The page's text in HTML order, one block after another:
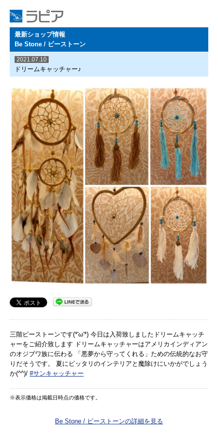
最新ショップ情報
Be Stone / ビーストーン
2021.07.10
ドリームキャッチャー♪
三階ビーストーンです(*'ω'*) 今日は入荷致しましたドリームキャッチ
ャーをご紹介致します ドリームキャッチャーはアメリカインディアン
のオジブワ族に伝わる 「悪夢から守ってくれる」ための伝統的なお守
りだそうです。 夏にピッタリのインテリアと魔除けにいかがでしょう
か(^^)/ #サンキャッチャー
※表示価格は掲載日時点の価格です。
Be Stone / ビーストーンの詳細を見る